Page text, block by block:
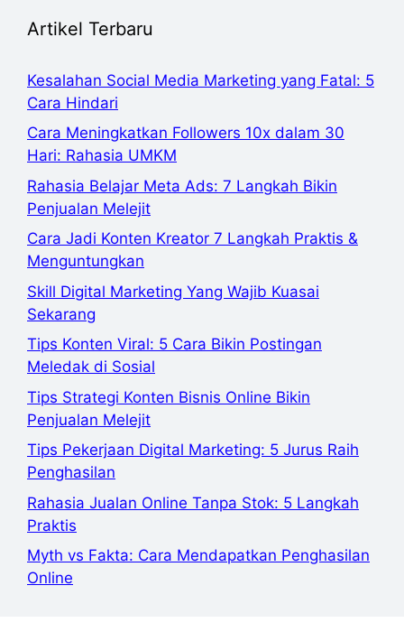
Artikel Terbaru
Kesalahan Social Media Marketing yang Fatal: 5
Cara Hindari
Cara Meningkatkan Followers 10x dalam 30
Hari: Rahasia UMKM
Rahasia Belajar Meta Ads: 7 Langkah Bikin
Penjualan Melejit
Cara Jadi Konten Kreator 7 Langkah Praktis &
Menguntungkan
Skill Digital Marketing Yang Wajib Kuasai
Sekarang
Tips Konten Viral: 5 Cara Bikin Postingan
Meledak di Sosial
Tips Strategi Konten Bisnis Online Bikin
Penjualan Melejit
Tips Pekerjaan Digital Marketing: 5 Jurus Raih
Penghasilan
Rahasia Jualan Online Tanpa Stok: 5 Langkah
Praktis
Myth vs Fakta: Cara Mendapatkan Penghasilan
Online